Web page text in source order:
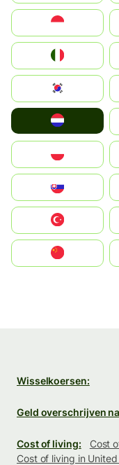
South Korea
United States
中國香港特別行政區
Wisselkoersen:
Geld overschrijven
Cost of living:
Cost
Cost of living in